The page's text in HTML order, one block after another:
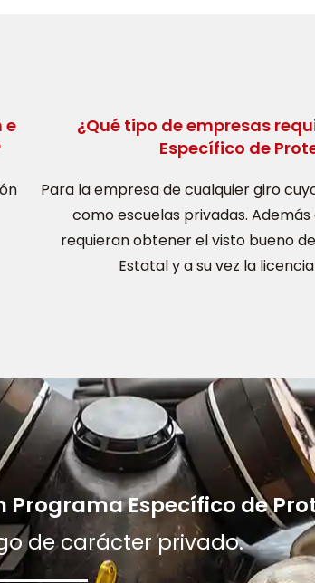
e
¿Qué tipo de empresas
Específico de
Para la empresa de cualquier giro
como escuelas privadas.
requieran obtener el visto bueno
Estatal y a su vez la
Específico de
de carácter privado.